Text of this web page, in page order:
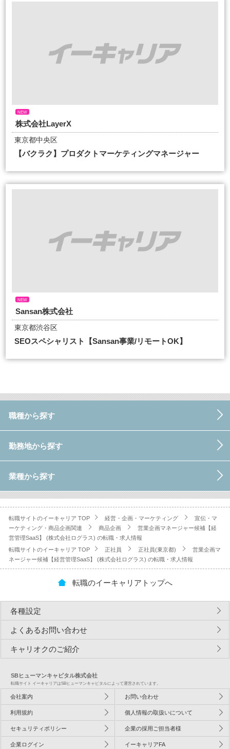
NEW
株式会社LayerX
東京都中央区
【バクラク】プロダクトマーケティングマネージャー
NEW
Sansan株式会社
東京都渋谷区
SEOスペシャリスト【Sansan事業/リモートOK】
職種から探す
勤務地から探す
業種から探す
転職サイトのイーキャリア TOP 経営・企画・マーケティング
宣伝・マ
ーケティング・商品企画関連
商品企画
営業企画マネージャー候補【経
営管理SaaS】 (株式会社ログラス) の転職・求人情報
転職サイトのイーキャリア TOP
正社員 正社員(東京都)
営業企画マ
ネージャー候補【経営管理SaaS】 (株式会社ログラス) の転職・求人情報
転職のイーキャリアトップへ
各種設定
よくあるお問い合わせ
キャリオクのご紹介
SBヒューマンキャピタル株式会社
転職サイト イーキャリアはSBヒューマンキャピタルによって運営されています。
会社案内 お問い合わせ
利用規約 個人情報の取扱いについて
セキュリティポリシー 企業の採用ご担当者様
企業ログイン イーキャリアFA